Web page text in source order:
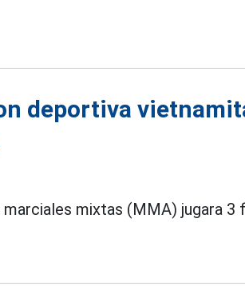
deportiva
mixtas (MMA) jugara 3